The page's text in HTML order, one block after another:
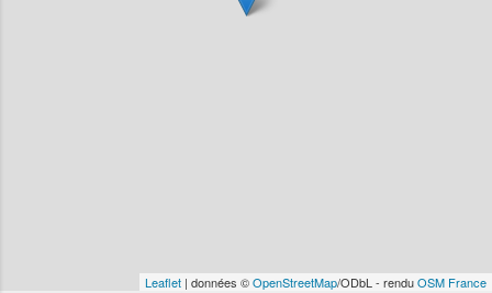
Leaflet | données ©OpenStreetMap/ODbL - renduOSM France